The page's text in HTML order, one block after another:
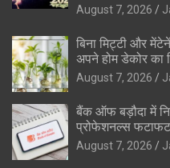
August 7, 2026
बिना मिट्टी और
अपने होम डेकोर का
August 7, 2026
बैंक ऑफ बड़ौदा में
प्रोफेशनल्स
August 7, 2026